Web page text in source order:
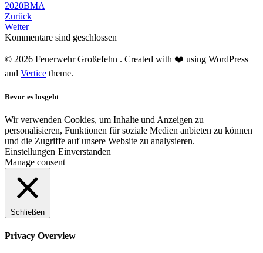
2020BMA
Zurück
Weiter
Kommentare sind geschlossen
© 2026 Feuerwehr Großefehn . Created with ❤️ using WordPress
and Vertice theme.
Bevor es losgeht
Wir verwenden Cookies, um Inhalte und Anzeigen zu
personalisieren, Funktionen für soziale Medien anbieten zu können
und die Zugriffe auf unsere Website zu analysieren.
Einstellungen Einverstanden
Manage consent
Schließen
Privacy Overview